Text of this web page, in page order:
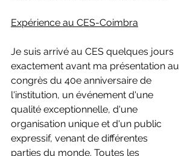
Expérience au CES-Coimbra
Je suis arrivé au CES quelques jours
exactement avant ma présentation au
congrès du 40e anniversaire de
l'institution, un événement d'une
qualité exceptionnelle, d'une
organisation unique et d'un public
expressif, venant de différentes
parties du monde. Toutes les